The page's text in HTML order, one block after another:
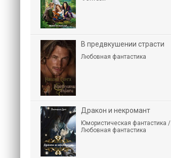
В предвкушении страсти
Любовная фантастика
Дракон и некромант
Юмористическая фантастика /
Любовная фантастика